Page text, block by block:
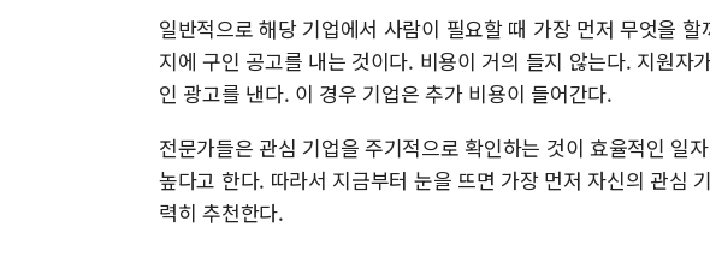
일반적으로 해당 기업에서 사람이 필요할 때 가장 먼저 무엇을
지에 구인 공고를 내는 것이다. 비용이 거의 들지 않는다. 지원자
인 광고를 낸다. 이 경우 기업은 추가 비용이 들어간다.
전문가들은 관심 기업을 주기적으로 확인하는 것이 효율적인 일
높다고 한다. 따라서 지금부터 눈을 뜨면 가장 먼저 자신의 관심
력히 추천한다.